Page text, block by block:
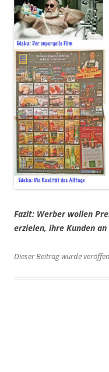
Fazit: Werber wollen
erzielen, ihre Kunden
Dieser Beitrag wurde